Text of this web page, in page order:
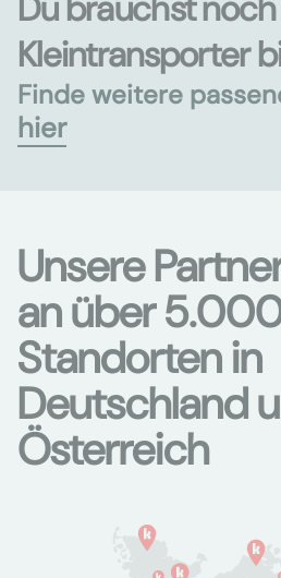
Kleintransporter
Finde weitere
hier
Unsere
an über
Standorten in
Deutschland
Österreich